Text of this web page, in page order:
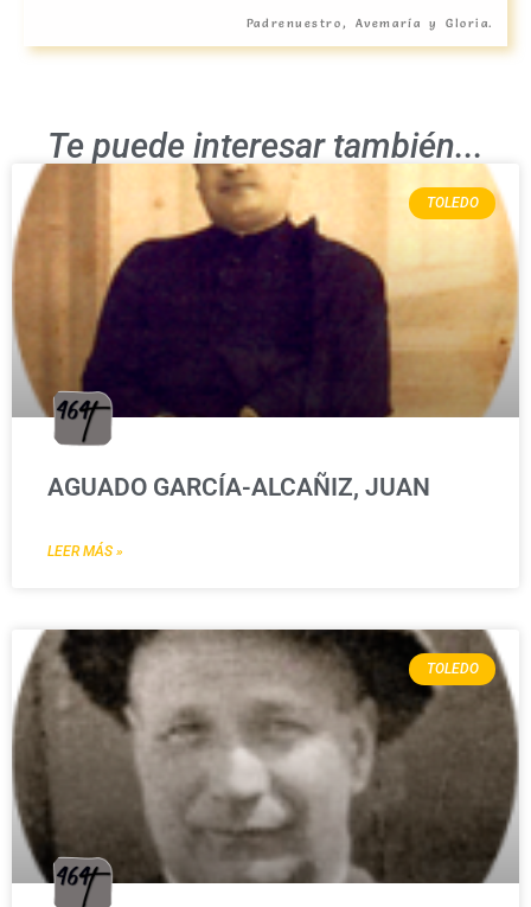
Padrenuestro, Avemaría y Gloria.
Te puede interesar también...
TOLEDO
AGUADO GARCÍA-ALCAÑIZ, JUAN
LEER MÁS »
TOLEDO